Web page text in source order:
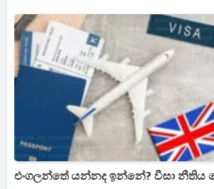
එංගලන්තේ යන්නද ඉන්නේ? වීසා නීතිය